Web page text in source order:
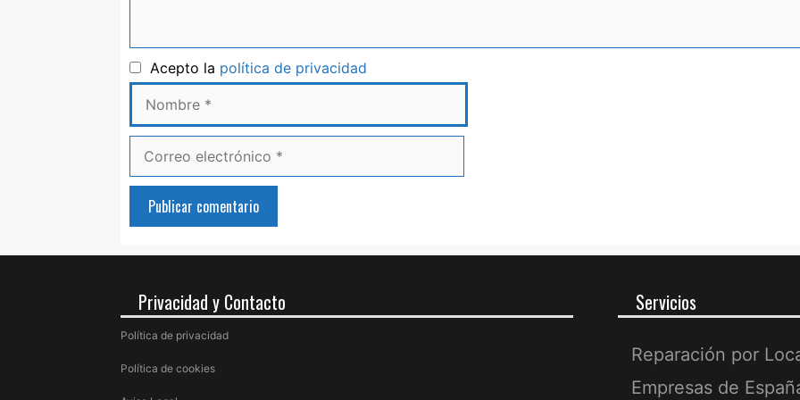
Acepto la política de privacidadNombre
electrónico
Privacidad y Contacto
Política de privacidad
Política de cookies
Servicios
Reparación por
Empresas de